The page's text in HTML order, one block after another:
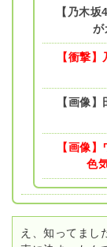
【乃木
が
【衝撃
【画像
【画像
色
え、知ってまし